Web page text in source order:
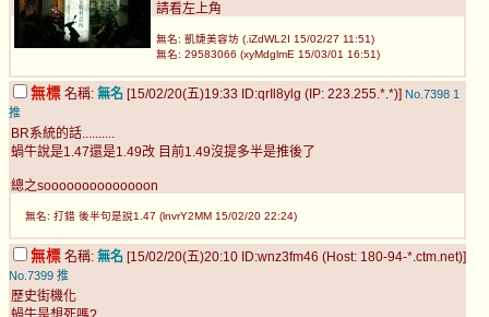
請看左上角
無名: 凱婕美容坊 (.iZdWL2I 15/02/27 11:51)
無名: 29583066 (xyMdglmE 15/03/01 16:51)
無標 名稱: 無名 [15/02/20(五)19:33 ID:qrIl8ylg (IP: 223.255.*.*)] No.7398 1
推
BR系統的話..........
蝸牛說是1.47還是1.49改 目前1.49沒提多半是推後了
總之soooooooooooooon
無名: 打錯 後半句是說1.47 (lnvrY2MM 15/02/20 22:24)
無標 名稱: 無名 [15/02/20(五)20:10 ID:wnz3fm46 (Host: 180-94-*.ctm.net)]
No.7399 推
歷史街機化